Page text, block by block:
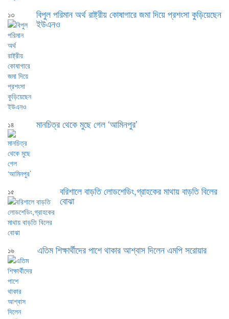
১৩ বিপুল পরিমান অর্থ রাষ্ট্রীয় কোষাগারে জমা দিয়ে প্রশংসা কুড়িয়েছেন
ইউএনও
১৪ মানচিত্র থেকে মুছে গেল ‘আমিনপুর’
১৫ বরিশালে বাড়তি লোডশেডিং,গ্রাহকের মাথায় বাড়তি বিলের
বোঝা
১৬ এতিম শিক্ষার্থীদের পাশে থাকার আশ্বাস দিলেন এমপি সরোয়ার